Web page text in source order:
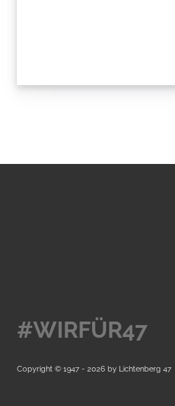
#WIRFÜR47
Copyright © 1947 - 2026 by Lichtenberg 47